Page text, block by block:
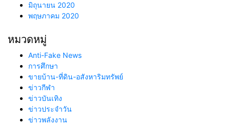
มิถุนายน 2020
พฤษภาคม 2020
หมวดหมู่
Anti-Fake News
การศึกษา
ขายบ้าน-ที่ดิน-อสังหาริมทรัพย์
ข่าวกีฬา
ข่าวบันเทิง
ข่าวประจำวัน
ข่าวพลังงาน